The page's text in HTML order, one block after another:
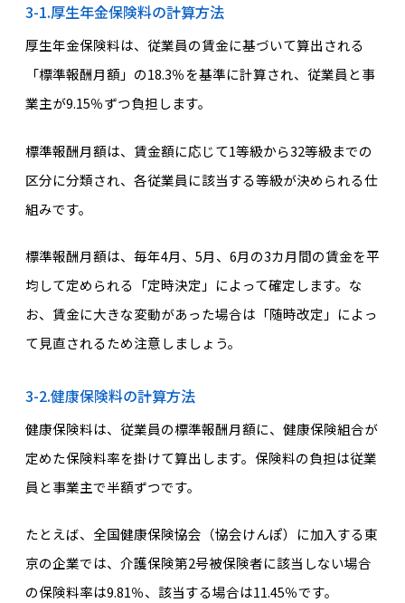
3-1.厚生年金保険料の計算方法
厚生年金保険料は、従業員の賃金に基づいて算出される
「標準報酬月額」の18.3％を基準に計算され、従業員と事
業主が9.15％ずつ負担します。
標準報酬月額は、賃金額に応じて1等級から32等級までの
区分に分類され、各従業員に該当する等級が決められる仕
組みです。
標準報酬月額は、毎年4月、5月、6月の3カ月間の賃金を平
均して定められる「定時決定」によって確定します。な
お、賃金に大きな変動があった場合は「随時改定」によっ
て見直されるため注意しましょう。
3-2.健康保険料の計算方法
健康保険料は、従業員の標準報酬月額に、健康保険組合が
定めた保険料率を掛けて算出します。保険料の負担は従業
員と事業主で半額ずつです。
たとえば、全国健康保険協会（協会けんぽ）に加入する東
京の企業では、介護保険第2号被保険者に該当しない場合
の保険料率は9.81％、該当する場合は11.45％です。